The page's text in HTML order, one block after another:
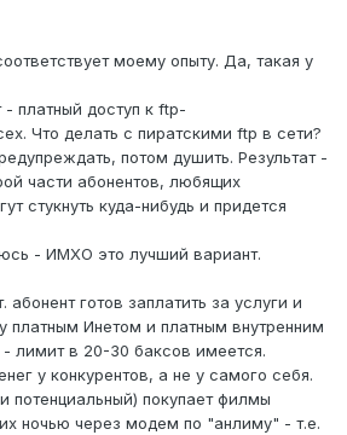
моему опыту. Да, такая у
платный доступ к ftp-
Что делать с пиратскими ftp в сети?
потом душить. Результат -
части абонентов, любящих
стукнуть куда-нибудь и придется
- ИМХО это лучший вариант.
готов заплатить за услуги и
платным Инетом и платным внутренним
лимит в 20-30 баксов имеется.
у конкурентов, а не у самого себя.
потенциальный) покупает филмы
ночью через модем по "анлиму" - т.е.